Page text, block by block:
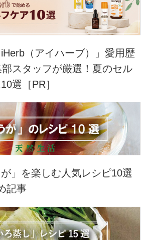
（アイハーブ）」愛用歴
スタッフが厳選！夏のセル
選［PR］
」を楽しむ人気レシピ10選
記事